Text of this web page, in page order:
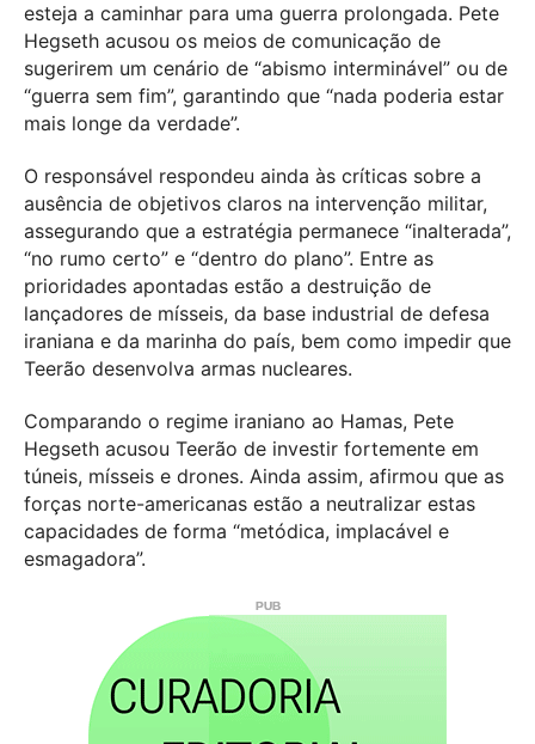
esteja a caminhar para uma guerra prolongada. Pete
Hegseth acusou os meios de comunicação de
sugerirem um cenário de “abismo interminável” ou de
“guerra sem fim”, garantindo que “nada poderia estar
mais longe da verdade”.
O responsável respondeu ainda às críticas sobre a
ausência de objetivos claros na intervenção militar,
assegurando que a estratégia permanece “inalterada”,
“no rumo certo” e “dentro do plano”. Entre as
prioridades apontadas estão a destruição de
lançadores de mísseis, da base industrial de defesa
iraniana e da marinha do país, bem como impedir que
Teerão desenvolva armas nucleares.
Comparando o regime iraniano ao Hamas, Pete
Hegseth acusou Teerão de investir fortemente em
túneis, mísseis e drones. Ainda assim, afirmou que as
forças norte-americanas estão a neutralizar estas
capacidades de forma “metódica, implacável e
esmagadora”.